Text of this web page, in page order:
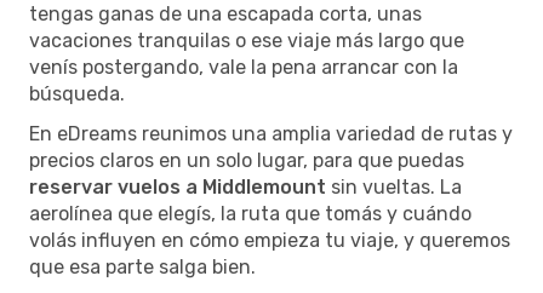
tengas ganas de una escapada corta, unas
vacaciones tranquilas o ese viaje más largo que
venís postergando, vale la pena arrancar con la
búsqueda.
En eDreams reunimos una amplia variedad de rutas y
precios claros en un solo lugar, para que puedas
reservar vuelos a Middlemount sin vueltas. La
aerolínea que elegís, la ruta que tomás y cuándo
volás influyen en cómo empieza tu viaje, y queremos
que esa parte salga bien.